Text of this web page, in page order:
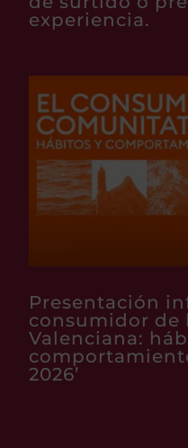
experiencia.
Presentación
consumidor de
Valenciana:
2026’